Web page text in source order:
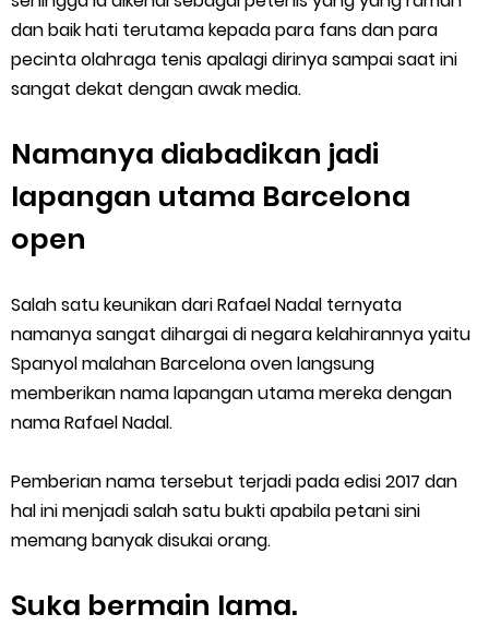
dan baik hati terutama kepada para fans dan para
pecinta olahraga tenis apalagi dirinya sampai saat ini
sangat dekat dengan awak media.
Namanya diabadikan jadi
lapangan utama Barcelona
open
Salah satu keunikan dari Rafael Nadal ternyata
namanya sangat dihargai di negara kelahirannya yaitu
Spanyol malahan Barcelona oven langsung
memberikan nama lapangan utama mereka dengan
nama Rafael Nadal.
Pemberian nama tersebut terjadi pada edisi 2017 dan
hal ini menjadi salah satu bukti apabila petani sini
memang banyak disukai orang.
Suka bermain lama.